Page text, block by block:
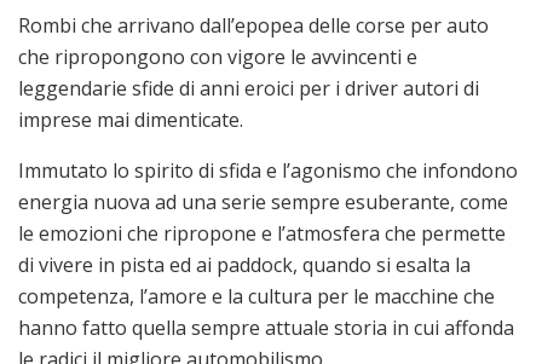
Rombi che arrivano dall’epopea delle corse per auto
che ripropongono con vigore le avvincenti e
leggendarie sfide di anni eroici per i driver autori di
imprese mai dimenticate.
Immutato lo spirito di sfida e l’agonismo che infondono
energia nuova ad una serie sempre esuberante, come
le emozioni che ripropone e l’atmosfera che permette
di vivere in pista ed ai paddock, quando si esalta la
competenza, l’amore e la cultura per le macchine che
hanno fatto quella sempre attuale storia in cui affonda